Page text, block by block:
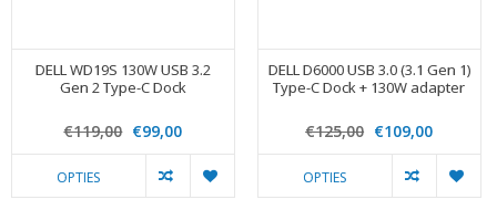
DELL WD19S 130W USB 3.2
Gen 2 Type-C Dock
€119,00 €99,00
OPTIES
DELL D6000 USB 3.0 (3.1 Gen 1)
Type-C Dock + 130W adapter
€125,00 €109,00
OPTIES